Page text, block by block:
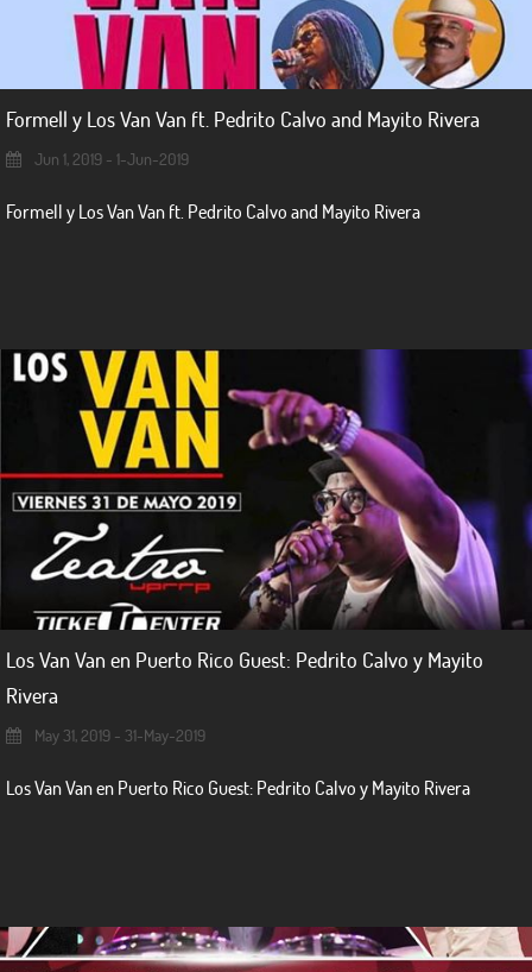
Formell y Los Van Van ft. Pedrito Calvo and Mayito Rivera
Jun 1, 2019 - 1-Jun-2019
Formell y Los Van Van ft. Pedrito Calvo and Mayito Rivera
Los Van Van en Puerto Rico Guest: Pedrito Calvo y Mayito
Rivera
May 31, 2019 - 31-May-2019
Los Van Van en Puerto Rico Guest: Pedrito Calvo y Mayito Rivera